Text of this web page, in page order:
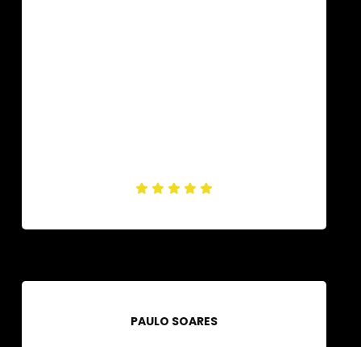
PAULO SOARES